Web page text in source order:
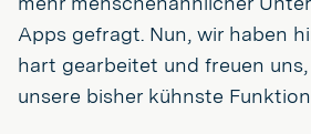
Apps gefragt. Nun, wir haben
hart gearbeitet und freuen
unsere bisher kühnste